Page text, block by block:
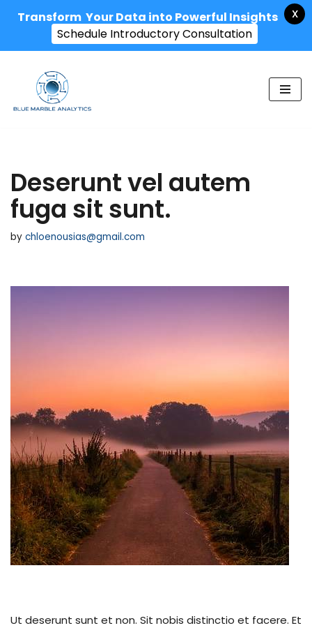
to
Deserunt vel autem
fuga sit sunt.
by chloenousias@gmail.com
Ut deserunt sunt et non. Sit nobis distinctio et facere. Et
Transform Your Data into Powerful Insights
Schedule Introductory Consultation
X